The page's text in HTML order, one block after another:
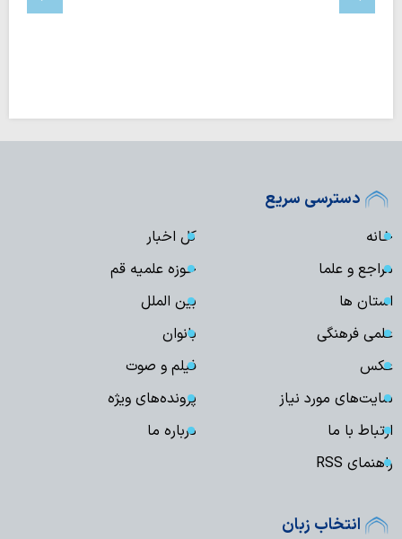
دسترسی سریع
خانه
کل اخبار
مراجع و علما
حوزه علمیه قم
استان ها
بین الملل
علمی فرهنگی
بانوان
عکس
فیلم و صوت
سایت‌های مورد نیاز
پرونده‌های ویژه
ارتباط با ما
درباره ما
راهنمای RSS
انتخاب زبان